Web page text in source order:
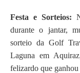
Festa e Sorteios:
durante o jantar,
sorteio da Golf
Laguna em
felizardo que